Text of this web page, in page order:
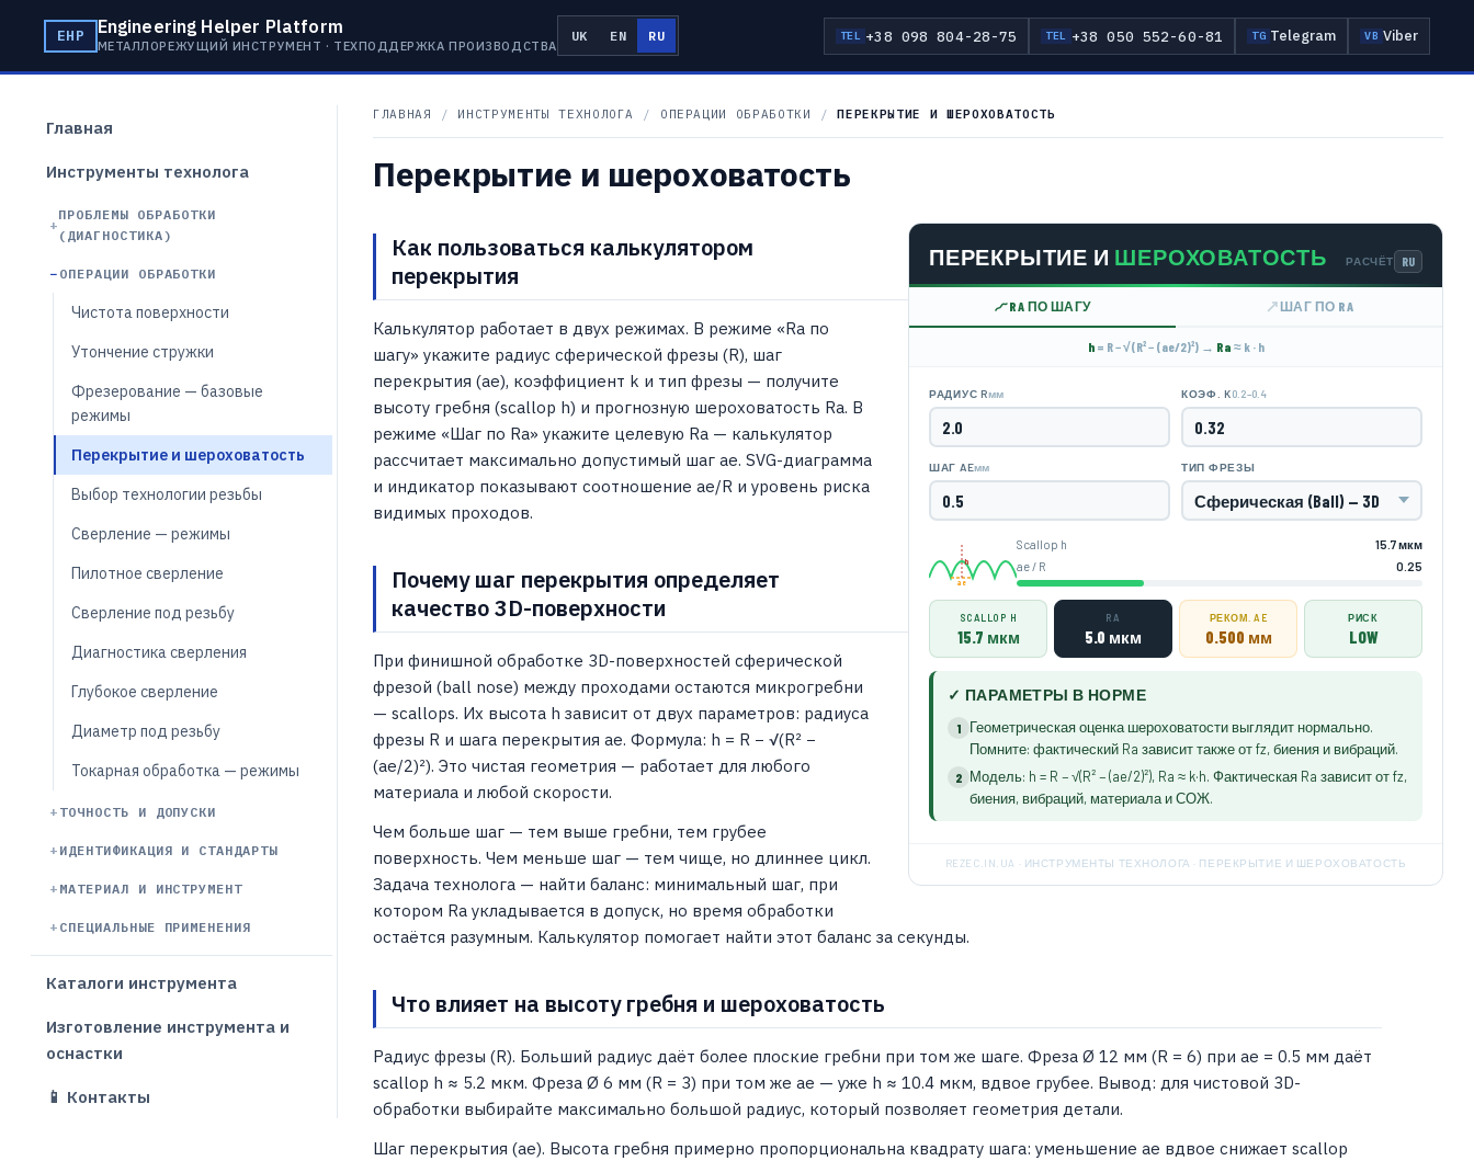
EHP Engineering Helper Platform
МЕТАЛЛОРЕЖУЩИЙ ИНСТРУМЕНТ · ТЕХПОДДЕРЖКА ПРОИЗВОДСТВА
UK EN RU TEL +38 098 804-28-75 TEL +38 050 552-60-81 TG Telegram VB Viber
Главная
Инструменты технолога
ПРОБЛЕМЫ ОБРАБОТКИ
(ДИАГНОСТИКА)
ОПЕРАЦИИ ОБРАБОТКИ
Чистота поверхности
Утончение стружки
Фрезерование — базовые
режимы
Перекрытие и шероховатость
Выбор технологии резьбы
Сверление — режимы
Пилотное сверление
Сверление под резьбу
Диагностика сверления
Глубокое сверление
Диаметр под резьбу
Токарная обработка — режимы
ТОЧНОСТЬ И ДОПУСКИ
ИДЕНТИФИКАЦИЯ И СТАНДАРТЫ
МАТЕРИАЛ И ИНСТРУМЕНТ
СПЕЦИАЛЬНЫЕ ПРИМЕНЕНИЯ
Каталоги инструмента
Изготовление инструмента и
оснастки
📱 Контакты
ГЛАВНАЯ / ИНСТРУМЕНТЫ ТЕХНОЛОГА / ОПЕРАЦИИ ОБРАБОТКИ / ПЕРЕКРЫТИЕ И ШЕРОХОВАТОСТЬ
Перекрытие и шероховатость
ПЕРЕКРЫТИЕ И ШЕРОХОВАТОСТЬ РАСЧЁТ
RA ПО ШАГУ ШАГ ПО RA
h= R − √(R² − (ae/2)²) → Ra ≈ k · h
РАДИУС Rмм КОЭФ. K0.2–0.4
ШАГ AEмм ТИП ФРЕЗЫ
h
ae
Scallop h
15.7 мкм
ae / R
0.25
SCALLOP H
15.7 мкм
RA
5.0 мкм
РЕКОМ. AE
0.500 мм
РИСК
LOW
✓ ПАРАМЕТРЫ В НОРМЕ
1
Геометрическая оценка шероховатости выглядит нормально.
Помните: фактический Ra зависит также от fz, биения и вибраций.
2 Модель: h = R − √(R² − (ae/2)²), Ra ≈ k·h. Фактическая Ra зависит от fz,
биения, вибраций, материала и СОЖ.
REZEC.IN.UA · ИНСТРУМЕНТЫ ТЕХНОЛОГА · ПЕРЕКРЫТИЕ И ШЕРОХОВАТОСТЬ
Как пользоваться калькулятором
перекрытия
Калькулятор работает в двух режимах. В режиме «Ra по
шагу» укажите радиус сферической фрезы (R), шаг
перекрытия (ae), коэффициент k и тип фрезы — получите
высоту гребня (scallop h) и прогнозную шероховатость Ra. В
режиме «Шаг по Ra» укажите целевую Ra — калькулятор
рассчитает максимально допустимый шаг ae. SVG-диаграмма
и индикатор показывают соотношение ae/R и уровень риска
видимых проходов.
Почему шаг перекрытия определяет
качество 3D-поверхности
При финишной обработке 3D-поверхностей сферической
фрезой (ball nose) между проходами остаются микрогребни
— scallops. Их высота h зависит от двух параметров: радиуса
фрезы R и шага перекрытия ae. Формула: h = R − √(R² −
(ae/2)²). Это чистая геометрия — работает для любого
материала и любой скорости.
Чем больше шаг — тем выше гребни, тем грубее
поверхность. Чем меньше шаг — тем чище, но длиннее цикл.
Задача технолога — найти баланс: минимальный шаг, при
котором Ra укладывается в допуск, но время обработки
остаётся разумным. Калькулятор помогает найти этот баланс за секунды.
Что влияет на высоту гребня и шероховатость
Радиус фрезы (R). Больший радиус даёт более плоские гребни при том же шаге. Фреза Ø 12 мм (R = 6) при ae = 0.5 мм даёт
scallop h ≈ 5.2 мкм. Фреза Ø 6 мм (R = 3) при том же ae — уже h ≈ 10.4 мкм, вдвое грубее. Вывод: для чистовой 3D-
обработки выбирайте максимально большой радиус, который позволяет геометрия детали.
Шаг перекрытия (ae). Высота гребня примерно пропорциональна квадрату шага: уменьшение ae вдвое снижает scallop